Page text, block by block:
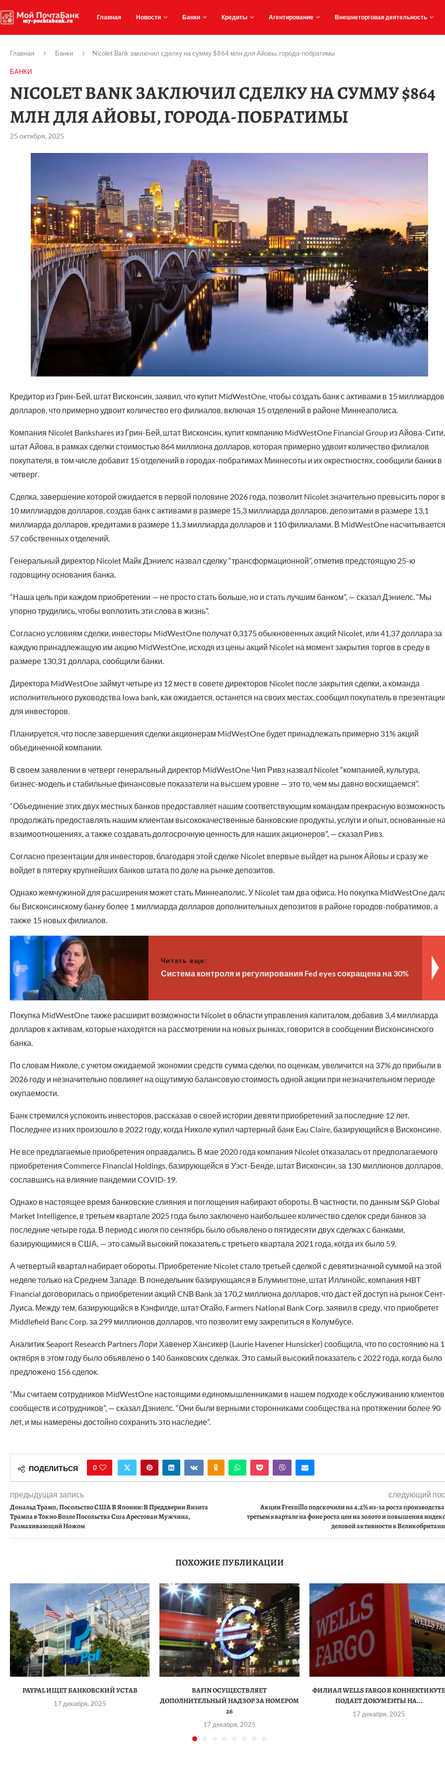
Главная Новости Банки Кредиты Агентирование Внешнеторговая деятельность
Главная Банки Nicolet Bank заключил сделку на сумму $864 млн для Айовы, города-побратимы
БАНКИ
NICOLET BANK ЗАКЛЮЧИЛ СДЕЛКУ НА СУММУ $864
МЛН ДЛЯ АЙОВЫ, ГОРОДА-ПОБРАТИМЫ
25 октября, 2025
Кредитор из Грин-Бей, штат Висконсин, заявил, что купит MidWestOne, чтобы создать банк с активами в 15 миллиардов
долларов, что примерно удвоит количество его филиалов, включая 15 отделений в районе Миннеаполиса.
Компания Nicolet Bankshares из Грин-Бей, штат Висконсин, купит компанию MidWestOne Financial Group из Айова-Сити,
штат Айова, в рамках сделки стоимостью 864 миллиона долларов, которая примерно удвоит количество филиалов
покупателя, в том числе добавит 15 отделений в городах-побратимах Миннесоты и их окрестностях, сообщили банки в
четверг.
Сделка, завершение которой ожидается в первой половине 2026 года, позволит Nicolet значительно превысить порог в
10 миллиардов долларов, создав банк с активами в размере 15,3 миллиарда долларов, депозитами в размере 13,1
миллиарда долларов, кредитами в размере 11,3 миллиарда долларов и 110 филиалами. В MidWestOne насчитывается
57 собственных отделений.
Генеральный директор Nicolet Майк Дэниелс назвал сделку “трансформационной”, отметив предстоящую 25-ю
годовщину основания банка.
“Наша цель при каждом приобретении — не просто стать больше, но и стать лучшим банком”, — сказал Дэниелс. “Мы
упорно трудились, чтобы воплотить эти слова в жизнь”.
Согласно условиям сделки, инвесторы MidWestOne получат 0,3175 обыкновенных акций Nicolet, или 41,37 доллара за
каждую принадлежащую им акцию MidWestOne, исходя из цены акций Nicolet на момент закрытия торгов в среду в
размере 130,31 доллара, сообщили банки.
Директора MidWestOne займут четыре из 12 мест в совете директоров Nicolet после закрытия сделки, а команда
исполнительного руководства Iowa bank, как ожидается, останется на своих местах, сообщил покупатель в
для инвесторов.
Планируется, что после завершения сделки акционерам MidWestOne будет принадлежать примерно 31% акций
объединенной компании.
В своем заявлении в четверг генеральный директор MidWestOne Чип Ривз назвал Nicolet “компанией, культура,
бизнес-модель и стабильные финансовые показатели на высшем уровне — это то, чем мы давно восхищаемся”.
“Объединение этих двух местных банков предоставляет нашим соответствующим командам прекрасную возможность
продолжать предоставлять нашим клиентам высококачественные банковские продукты, услуги и опыт, основанные
взаимоотношениях, а также создавать долгосрочную ценность для наших акционеров”, — сказал Ривз.
Согласно презентации для инвесторов, благодаря этой сделке Nicolet впервые выйдет на рынок Айовы и сразу же
войдет в пятерку крупнейших банков штата по доле на рынке депозитов.
Однако жемчужиной для расширения может стать Миннеаполис. У Nicolet там два офиса. Но покупка MidWestOne
бы Висконсинскому банку более 1 миллиарда долларов дополнительных депозитов в районе городов-побратимов, а
также 15 новых филиалов.
Читать еще:
Система контроля и регулирования Fed eyes сокращена на 30%
Покупка MidWestOne также расширит возможности Nicolet в области управления капиталом, добавив 3,4 миллиарда
долларов к активам, которые находятся на рассмотрении на новых рынках, говорится в сообщении Висконсинского
банка.
По словам Николе, с учетом ожидаемой экономии средств сумма сделки, по оценкам, увеличится на 37% до прибыли в
2026 году и незначительно повлияет на ощутимую балансовую стоимость одной акции при незначительном периоде
окупаемости.
Банк стремился успокоить инвесторов, рассказав о своей истории девяти приобретений за последние 12 лет.
Последнее из них произошло в 2022 году, когда Николе купил чартерный банк Eau Claire, базирующийся в Висконсине.
Не все предлагаемые приобретения оправдались. В мае 2020 года компания Nicolet отказалась от предполагаемого
приобретения Commerce Financial Holdings, базирующейся в Уэст-Бенде, штат Висконсин, за 130 миллионов долларов,
сославшись на влияние пандемии COVID-19.
Однако в настоящее время банковские слияния и поглощения набирают обороты. В частности, по данным S&P Global
Market Intelligence, в третьем квартале 2025 года было заключено наибольшее количество сделок среди банков за
последние четыре года. В период с июля по сентябрь было объявлено о пятидесяти двух сделках с банками,
базирующимися в США, — это самый высокий показатель с третьего квартала 2021 года, когда их было 59.
А четвертый квартал набирает обороты. Приобретение Nicolet стало третьей сделкой с девятизначной суммой на этой
неделе только на Среднем Западе. В понедельник базирующаяся в Блумингтоне, штат Иллинойс, компания HBT
Financial договорилась о приобретении акций CNB Bank за 170,2 миллиона долларов, что даст ей доступ на рынок Сент-
Луиса. Между тем, базирующийся в Кэнфилде, штат Огайо, Farmers National Bank Corp. заявил в среду, что приобретет
Middlefield Banc Corp. за 299 миллионов долларов, что позволит ему закрепиться в Колумбусе.
Аналитик Seaport Research Partners Лори Хавенер Хансикер (Laurie Havener Hunsicker) сообщила, что по состоянию на
октября в этом году было объявлено о 140 банковских сделках. Это самый высокий показатель с 2022 года, когда было
предложено 156 сделок.
“Мы считаем сотрудников MidWestOne настоящими единомышленниками в нашем подходе к обслуживанию
сообществ и сотрудников”, — сказал Дэниелс. “Они были верными сторонниками сообщества на протяжении более 90
лет, и мы намерены достойно сохранить это наследие”.
ПОДЕЛИТЬСЯ 0
предыдущая запись
Дональд Трамп, Посольство США В Японии: В Преддверии Визита
Трампа в Токио Возле Посольства Сша Арестован Мужчина,
Размахивающий Ножом
следующий
Акции Fresnillo подскочили на 4,2% из-за роста
третьем квартале на фоне роста цен на золото и повышения
деловой активности в
ПОХОЖИЕ ПУБЛИКАЦИИ
PAYPAL ИЩЕТ БАНКОВСКИЙ УСТАВ
17 декабря, 2025
BAFIN ОСУЩЕСТВЛЯЕТ
ДОПОЛНИТЕЛЬНЫЙ НАДЗОР ЗА НОМЕРОМ
26
17 декабря, 2025
ФИЛИАЛ WELLS FARGO В
ПОДАЕТ ДОКУМЕНТЫ НА...
17 декабря, 2025